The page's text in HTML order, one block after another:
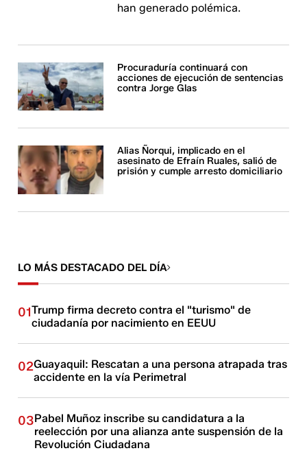
han generado polémica.
Procuraduría continuará con
acciones de ejecución de sentencias
contra Jorge Glas
Alias Ñorqui, implicado en el
asesinato de Efraín Ruales, salió de
prisión y cumple arresto domiciliario
LO MÁS DESTACADO DEL DÍA
01Trump firma decreto contra el "turismo" de
ciudadanía por nacimiento en EEUU
02Guayaquil: Rescatan a una persona atrapada tras
accidente en la vía Perimetral
03Pabel Muñoz inscribe su candidatura a la
reelección por una alianza ante suspensión de la
Revolución Ciudadana